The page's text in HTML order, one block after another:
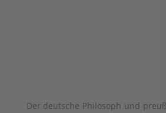
Der deutsche Philosoph und